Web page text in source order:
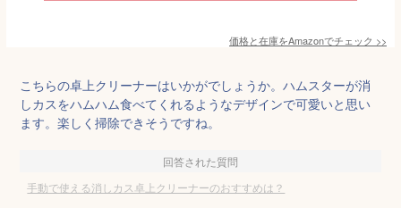
価格と在庫をAmazonでチェック >>
こちらの卓上クリーナーはいかがでしょうか。ハムスターが消
しカスをハムハム食べてくれるようなデザインで可愛いと思い
ます。楽しく掃除できそうですね。
回答された質問
手動で使える消しカス卓上クリーナーのおすすめは？